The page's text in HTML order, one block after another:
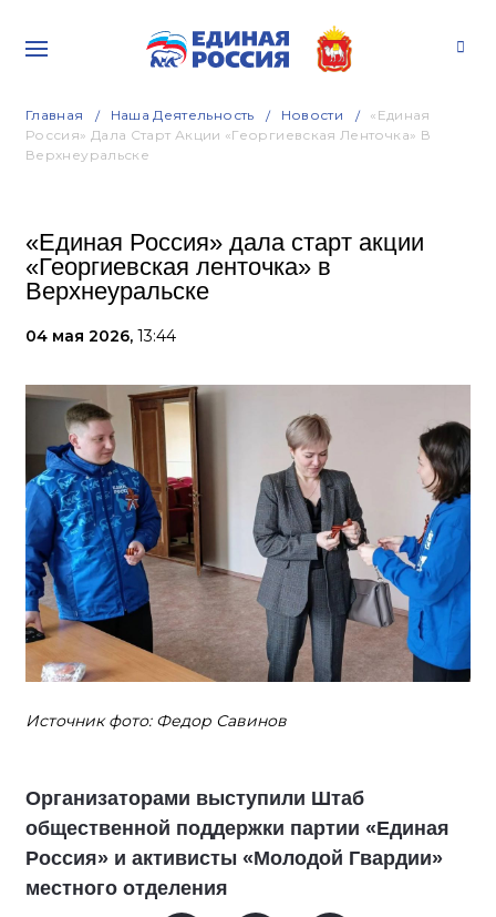
Главная Наша Деятельность Новости
«Единая
Россия» Дала Старт Акции «Георгиевская Ленточка» В
Верхнеуральске
«Единая Россия» дала старт акции
«Георгиевская ленточка» в
Верхнеуральске
04 мая 2026, 13:44
Источник фото: Федор Савинов
Организаторами выступили Штаб
общественной поддержки партии «Единая
Россия» и активисты «Молодой Гвардии»
местного отделения